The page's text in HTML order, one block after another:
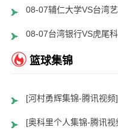
08-07辅仁大学VS台湾
08-07台湾银行VS虎尾
篮球集锦